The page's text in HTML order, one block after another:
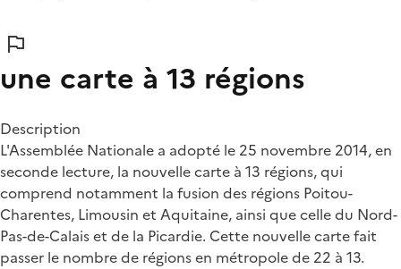
une carte à 13 régions
Description
L'Assemblée Nationale a adopté le 25 novembre 2014, en
seconde lecture, la nouvelle carte à 13 régions, qui
comprend notamment la fusion des régions Poitou-
Charentes, Limousin et Aquitaine, ainsi que celle du Nord-
Pas-de-Calais et de la Picardie. Cette nouvelle carte fait
passer le nombre de régions en métropole de 22 à 13.